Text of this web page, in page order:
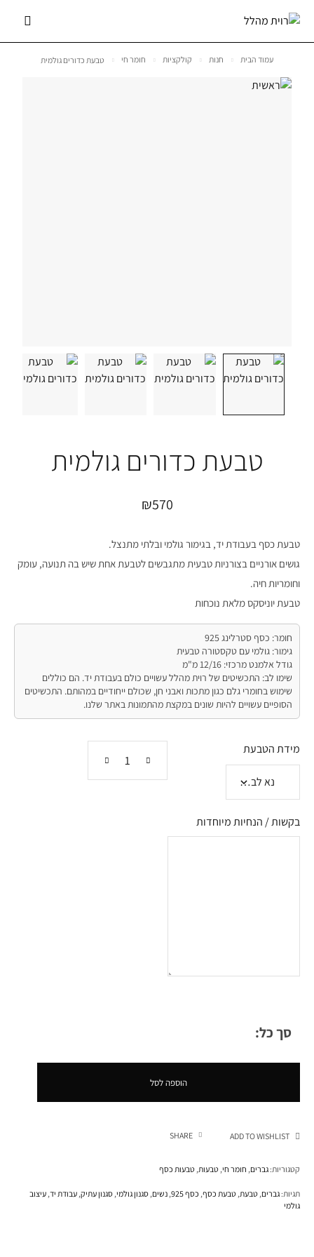
עמוד הבית חנות קולקציות חומר חי טבעת כדורים גולמית
טבעת כדורים גולמית
₪570
טבעת כסף בעבודת יד, בגימור גולמי ובלתי מתנצל.
גושים אורניים בצורניות טבעית מתגבשים לטבעת אחת שיש בה תנועה, עומק
וחומריות חיה.
טבעת יוניסקס מלאת נוכחות
חומר: כסף סטרלינג 925
גימור: גולמי עם טקסטורה טבעית
גודל אלמנט מרכזי: 12/16 מ"מ
שימו לב: התכשיטים של רוית מהלל עשויים כולם בעבודת יד. הם כוללים
שימוש בחומרי גלם כגון מתכות ואבני חן, שכולם ייחודיים במהותם. התכשיטים
הסופיים עשויים להיות שונים במקצת מהתמונות באתר שלנו.
מידת הטבעת
בקשות / הנחיות מיוחדות
סך כל:
הוספה לסל
ADD TO WISHLIST
SHARE
קטגוריות: גברים, חומר חי, טבעות, טבעות כסף
תגיות: גברים, טבעת, טבעת כסף, כסף 925 , נשים, סגנון גולמי, סגנון עתיק, עבודת יד, עיצוב
גולמי